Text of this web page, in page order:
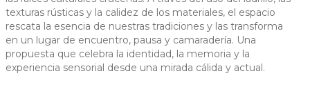
slide
texturas rústicas y la calidez de los materiales, el espacio
rescata la esencia de nuestras tradiciones y las transforma
en un lugar de encuentro, pausa y camaradería. Una
propuesta que celebra la identidad, la memoria y la
experiencia sensorial desde una mirada cálida y actual.